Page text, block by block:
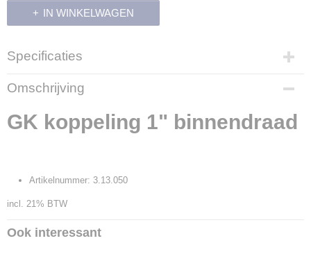
IN WINKELWAGEN
Specificaties
Productcode
23554
Productcode leverancier
3.13.050
Omschrijving
GK koppeling 1" binnendraad
Artikelnummer: 3.13.050
incl. 21% BTW
Ook interessant